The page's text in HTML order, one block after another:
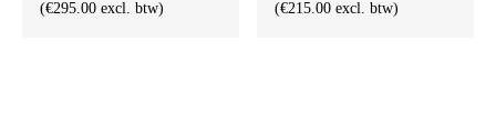
(€295.00 excl. btw)
(€215.00 excl. btw)